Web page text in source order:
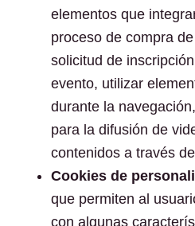
elementos que
proceso de compra
solicitud de
evento, utilizar
durante la
para la difusión de
contenidos a través
Cookies de
que permiten al
con algunas